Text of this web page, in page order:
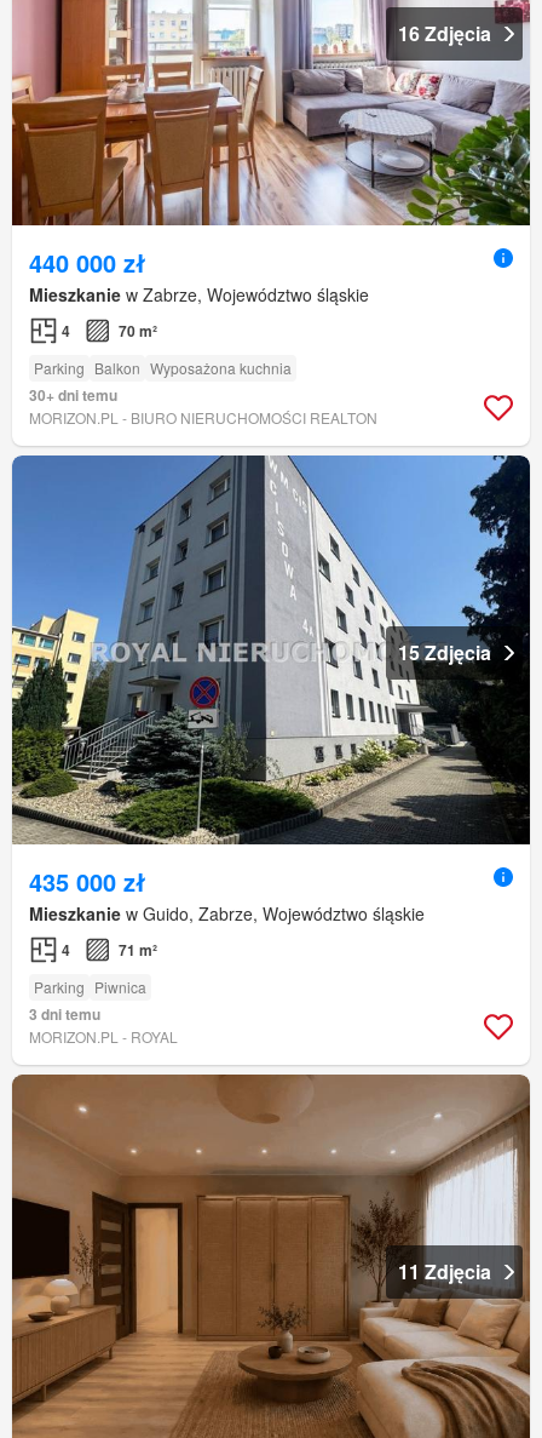
16 Zdjęcia
440 000 zł
Mieszkanie w Zabrze, Województwo śląskie
4 70 m²
Parking Balkon Wyposażona kuchnia
30+ dni temu
MORIZON.PL - BIURO NIERUCHOMOŚCI REALTON
15 Zdjęcia
435 000 zł
Mieszkanie w Guido, Zabrze, Województwo śląskie
4 71 m²
Parking Piwnica
3 dni temu
MORIZON.PL - ROYAL
11 Zdjęcia